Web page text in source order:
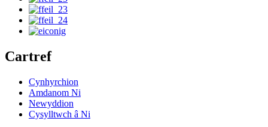
Cartref
Cynhyrchion
Amdanom Ni
Newyddion
Cysylltwch â Ni